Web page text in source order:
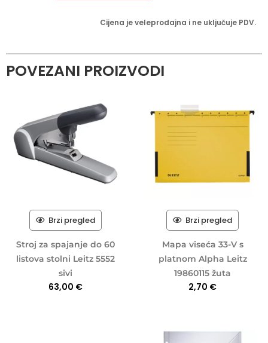
Cijena je veleprodajna i ne uključuje PDV.
POVEZANI PROIZVODI
Brzi pregled
Stroj za spajanje do 60
listova stolni Leitz 5552
sivi
63,00 €
Brzi pregled
Mapa viseća 33-V s
platnom Alpha Leitz
19860115 žuta
2,70 €